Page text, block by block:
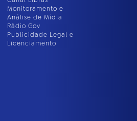
Monitoramento e
Análise de Mídia
Rádio Gov
Publicidade Legal e
Licenciamento